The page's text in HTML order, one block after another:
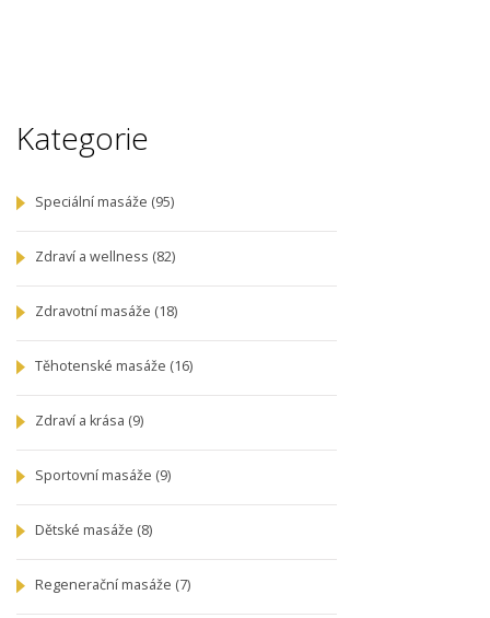
Kategorie
Speciální masáže (95)
Zdraví a wellness (82)
Zdravotní masáže (18)
Těhotenské masáže (16)
Zdraví a krása (9)
Sportovní masáže (9)
Dětské masáže (8)
Regenerační masáže (7)